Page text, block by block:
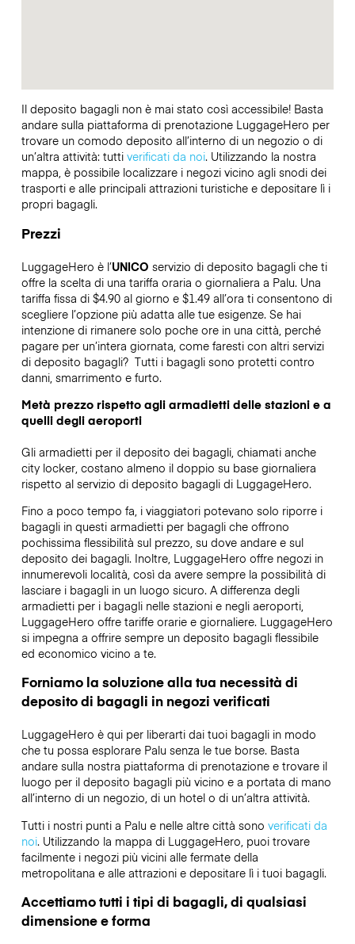
Il deposito bagagli non è mai stato così accessibile! Basta
andare sulla piattaforma di prenotazione LuggageHero per
trovare un comodo deposito all’interno di un negozio o di
un’altra attività: tutti verificati da noi. Utilizzando la nostra
mappa, è possibile localizzare i negozi vicino agli snodi dei
trasporti e alle principali attrazioni turistiche e depositare lì i
propri bagagli.
Prezzi
LuggageHero è l’UNICO servizio di deposito bagagli che ti
offre la scelta di una tariffa oraria o giornaliera a Palu. Una
tariffa fissa di $4.90 al giorno e $1.49 all’ora ti consentono di
scegliere l’opzione più adatta alle tue esigenze. Se hai
intenzione di rimanere solo poche ore in una città, perché
pagare per un’intera giornata, come faresti con altri servizi
di deposito bagagli? Tutti i bagagli sono protetti contro
danni, smarrimento e furto.
Metà prezzo rispetto agli armadietti delle stazioni e a
quelli degli aeroporti
Gli armadietti per il deposito dei bagagli, chiamati anche
city locker, costano almeno il doppio su base giornaliera
rispetto al servizio di deposito bagagli di LuggageHero.
Fino a poco tempo fa, i viaggiatori potevano solo riporre i
bagagli in questi armadietti per bagagli che offrono
pochissima flessibilità sul prezzo, su dove andare e sul
deposito dei bagagli. Inoltre, LuggageHero offre negozi in
innumerevoli località, così da avere sempre la possibilità di
lasciare i bagagli in un luogo sicuro. A differenza degli
armadietti per i bagagli nelle stazioni e negli aeroporti,
LuggageHero offre tariffe orarie e giornaliere. LuggageHero
si impegna a offrire sempre un deposito bagagli flessibile
ed economico vicino a te.
Forniamo la soluzione alla tua necessità di
deposito di bagagli in negozi verificati
LuggageHero è qui per liberarti dai tuoi bagagli in modo
che tu possa esplorare Palu senza le tue borse. Basta
andare sulla nostra piattaforma di prenotazione e trovare il
luogo per il deposito bagagli più vicino e a portata di mano
all’interno di un negozio, di un hotel o di un’altra attività.
Tutti i nostri punti a Palu e nelle altre città sono verificati da
noi. Utilizzando la mappa di LuggageHero, puoi trovare
facilmente i negozi più vicini alle fermate della
metropolitana e alle attrazioni e depositare lì i tuoi bagagli.
Accettiamo tutti i tipi di bagagli, di qualsiasi
dimensione e forma